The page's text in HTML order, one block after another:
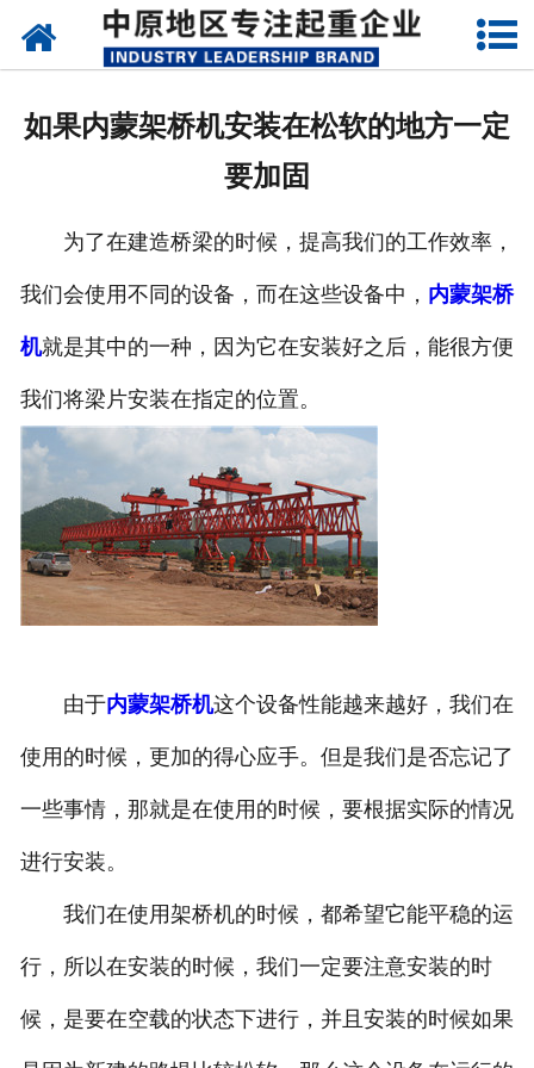
网站首页
企业视频
如果内蒙架桥机安装在松软的地方一定
要加固
为了在建造桥梁的时候，提高我们的工作效率，
我们会使用不同的设备，而在这些设备中， 内蒙架桥
机就是其中的一种，因为它在安装好之后，能很方便
我们将梁片安装在指定的位置。
由于内蒙架桥机这个设备性能越来越好，我们在
使用的时候，更加的得心应手。但是我们是否忘记了
一些事情，那就是在使用的时候，要根据实际的情况
进行安装。
我们在使用架桥机的时候，都希望它能平稳的运
行，所以在安装的时候，我们一定要注意安装的时
候，是要在空载的状态下进行，并且安装的时候如果